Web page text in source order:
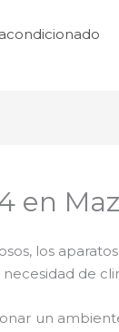
en
los
de
un